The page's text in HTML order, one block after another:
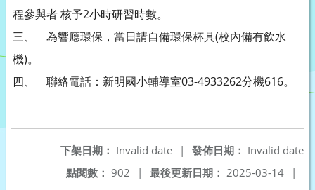
程參與者 核予2小時研習時數。
三、 為響應環保，當日請自備環保杯具(校內備有飲水
機)。
四、 聯絡電話：新明國小輔導室03-4933262分機616。
發佈日期： Invalid date
下架日期： Invalid date
|
最後更新日期： 2025-03-14 |
點閱數： 902 |